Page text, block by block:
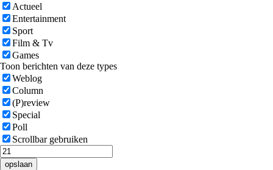
Actueel
Entertainment
Sport
Film & Tv
Games
Toon berichten van deze types
Weblog
Column
(P)review
Special
Poll
Scrollbar gebruiken
opslaan